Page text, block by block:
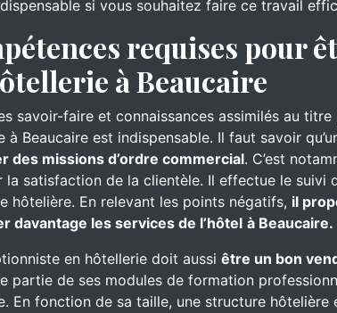
si vous souhaitez faire ce travail
requises pour
à Beaucaire
savoir-faire et connaissances assimilés au
à Beaucaire est indispensable. Il faut savoir
des missions d’ordre commercial. C’est
la satisfaction de la clientèle. Il effectue le suivi
hôtelière. En relevant les points négatifs, il
davantage les services de l’hôtel à Beaucaire.
en hôtellerie doit aussi être un bon
partie de ses modules de formation
En fonction de sa taille, une structure